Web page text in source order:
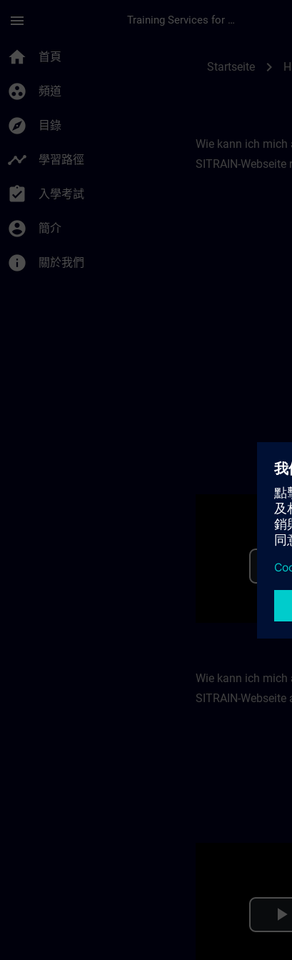
menu Training Services for Digital Industries
home 首頁
group_work 頻道
explore 目錄
timeline 學習路徑
assignment_turned_in 入學考試
account_circle 簡介
info 關於我們
Startseite chevron_right
Wie kann ich mich
SITRAIN-Webseite
Wie kann ich mich
SITRAIN-Webseite